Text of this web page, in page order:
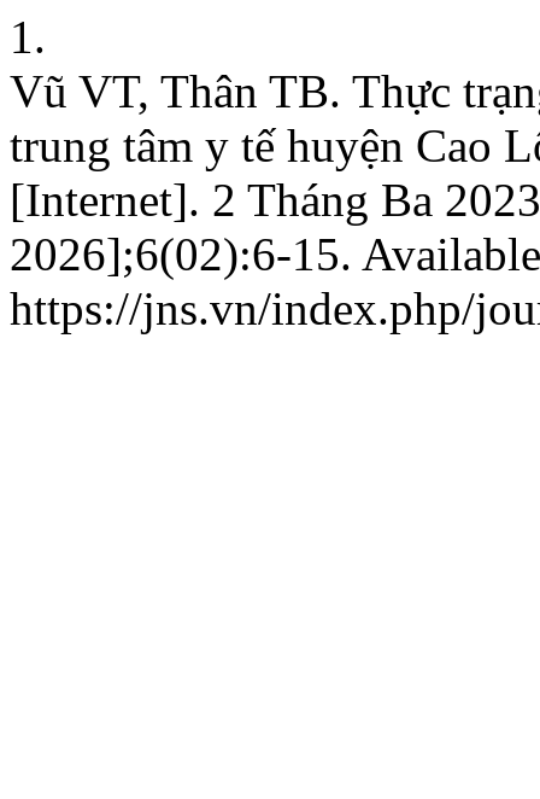
1.
Vũ VT, Thân TB. Thực
trung tâm y tế huyện Cao
[Internet]. 2 Tháng Ba
2026];6(02):6-15.
https://jns.vn/index.php/